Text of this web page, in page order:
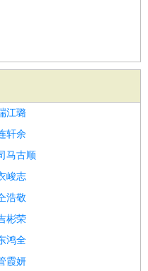
江璐
轩余
马古顺
峻志
浩敬
彬荣
鸿全
霞妍